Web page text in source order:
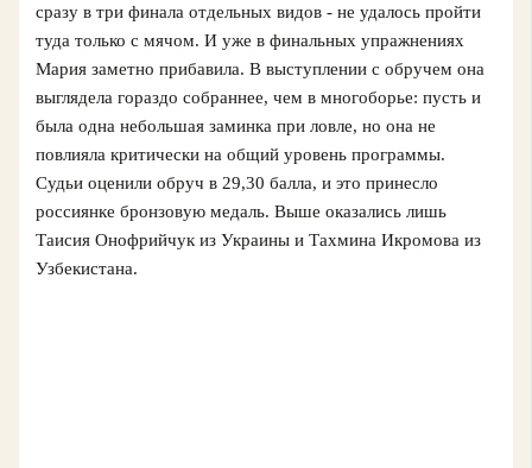
сразу в три финала отдельных видов - не удалось пройти
туда только с мячом. И уже в финальных упражнениях
Мария заметно прибавила. В выступлении с обручем она
выглядела гораздо собраннее, чем в многоборье: пусть и
была одна небольшая заминка при ловле, но она не
повлияла критически на общий уровень программы.
Судьи оценили обруч в 29,30 балла, и это принесло
россиянке бронзовую медаль. Выше оказались лишь
Таисия Онофрийчук из Украины и Тахмина Икромова из
Узбекистана.